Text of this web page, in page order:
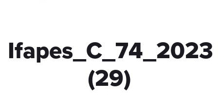
Ifapes_C_74_2023
(29)